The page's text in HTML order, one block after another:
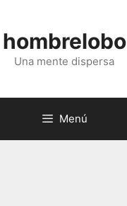
hombrelobo
Una mente dispersa
Menú